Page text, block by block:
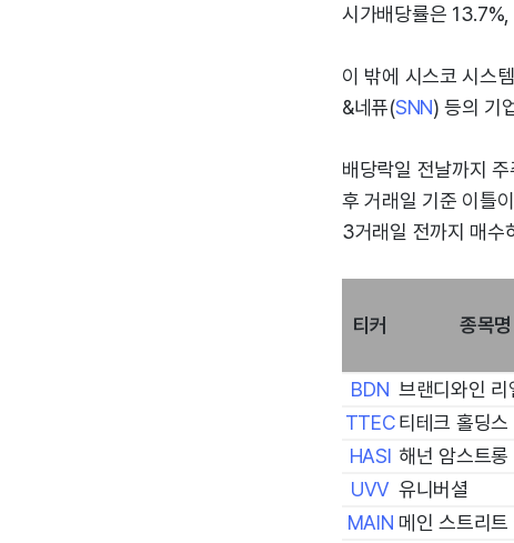
시가배당률은
이 밖에 시스코 시스
&네퓨(SNN) 등의 기
배당락일 전날까지
후 거래일 기준 이틀
3거래일 전까지 매수
티커 종목명
BDN 브랜디와인 리
TTEC티테크 홀딩스
HASI 해넌 암스트롱
UVV 유니버셜
MAIN 메인 스트리트